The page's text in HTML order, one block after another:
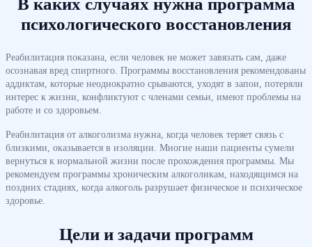
психологического восстановления
Реабилитация показана, если человек не может завязать сам, даже
осознавая вред спиртного. Программы восстановления рекомендованы
аддиктам, которые неоднократно срываются, уходят в запои, потеряли
интерес к жизни, конфликтуют с членами семьи, имеют проблемы на
работе и со здоровьем.
Реабилитация от алкоголизма нужна, когда человек теряет связь с
близкими, оказывается в изоляции. Многие наши пациенты сумели
вернуться к нормальной жизни после прохождения программы. Мы
рекомендуем программы хроническим алкоголикам, находящимся на
поздних стадиях, когда алкоголь разрушает физическое и психическое
здоровье.
Цели и задачи программ